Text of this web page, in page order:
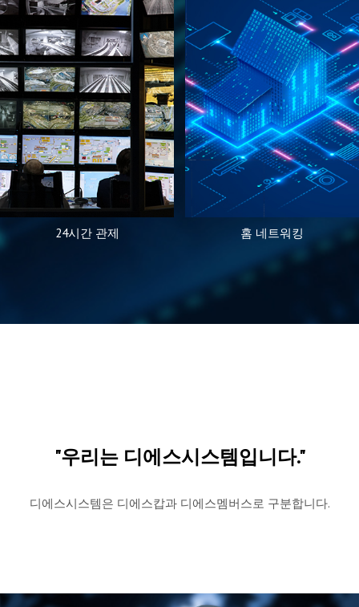
24시간 관제 홈 네트워킹
"우리는 디에스시스템입니다."
디에스시스템은 디에스캅과 디에스멤버스로 구분합니다.